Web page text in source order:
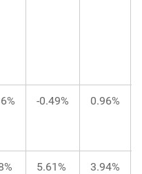
-0.49% 0.96%
5.61% 3.94%